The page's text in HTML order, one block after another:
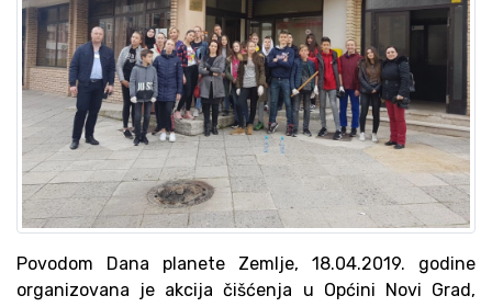
Povodom Dana planete Zemlje, 18.04.2019. godine
organizovana je akcija čišćenja u Općini Novi Grad,